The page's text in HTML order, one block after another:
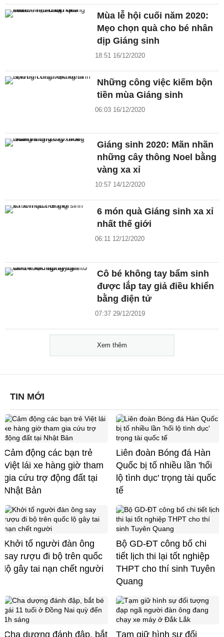
Mùa lễ hội cuối năm 2020:
Mẹo chọn quà cho bé nhân
dịp Giáng sinh
18:51 16/12/2020
Những công việc kiếm bộn
tiền mùa Giáng sinh
06:03 16/12/2020
Giáng sinh 2020: Mãn nhãn
những cây thông Noel bằng
vàng xa xỉ
10:57 14/12/2020
6 món quà Giáng sinh xa xỉ
nhất thế giới
06:11 12/12/2020
Cô bé không tay bẩm sinh
được lắp tay giả điều khiển
bằng điện tử
07:37 29/12/2019
Xem thêm
TIN MỚI
Cảm động các bạn trẻ
Việt lái xe hàng giờ tham
gia cứu trợ động đất tại
Nhật Bản
Liên đoàn Bóng đá Hàn
Quốc bị tố nhiều lần 'hối
lộ tình dục' trọng tài quốc
tế
Khởi tố người đàn ông
say rượu đi bộ trên quốc
lộ gây tai nạn chết người
Bộ GD-ĐT công bố chi
tiết lịch thi lại tốt nghiệp
THPT cho thí sinh Tuyên
Quang
Cha dượng đánh đập, bắt Tạm giữ hình sự đối